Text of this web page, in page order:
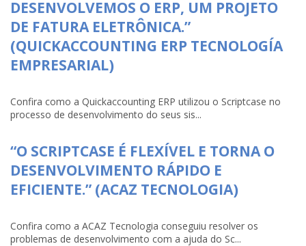
DESENVOLVEMOS O ERP, UM PROJETO
DE FATURA ELETRÔNICA.”
(QUICKACCOUNTING ERP TECNOLOGÍA
EMPRESARIAL)
Confira como a Quickaccounting ERP utilizou o Scriptcase no
processo de desenvolvimento do seus sis...
“O SCRIPTCASE É FLEXÍVEL E TORNA O
DESENVOLVIMENTO RÁPIDO E
EFICIENTE.” (ACAZ TECNOLOGIA)
Confira como a ACAZ Tecnologia conseguiu resolver os
problemas de desenvolvimento com a ajuda do Sc...